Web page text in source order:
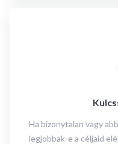
Ha bizonytalan vagy
legjobbak-e a céljaid